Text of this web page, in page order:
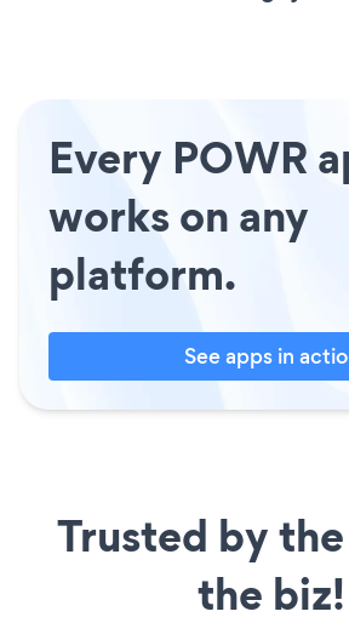
Every POWR
works on any
platform.
See apps in
Trusted by
the biz!